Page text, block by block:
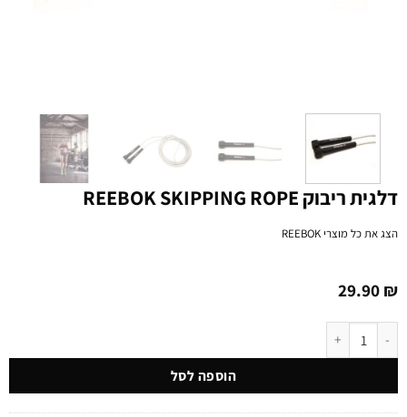
דלגית ריבוק REEBOK SKIPPING ROPE
הצג את כל מוצריREEBOK
29.90₪
כמות של דלגית ריבוק REEBOK SKIPPING ROPE
הוספה לסל